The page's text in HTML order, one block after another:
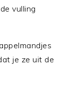
vulling
je ze uit de